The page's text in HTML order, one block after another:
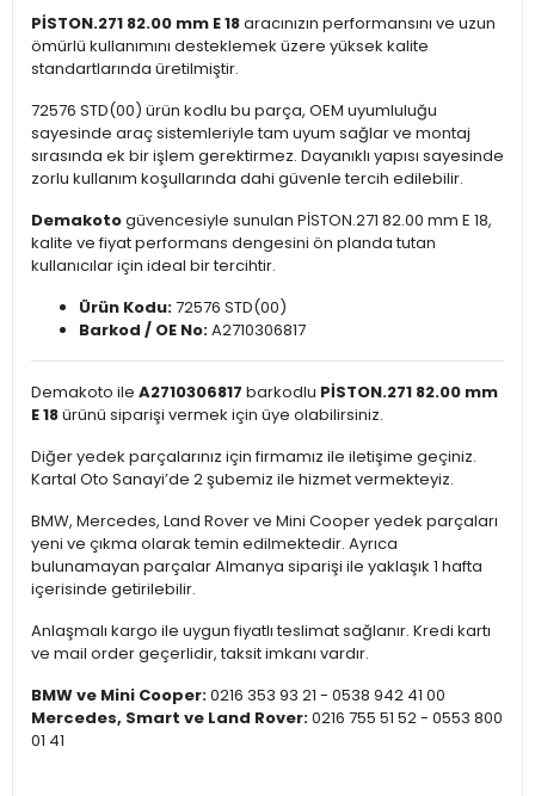
PİSTON.271 82.00 mm E 18aracınızın performansını ve uzun
ömürlü kullanımını desteklemek üzere yüksek kalite
standartlarında üretilmiştir.
72576 STD(00) ürün kodlu bu parça, OEM uyumluluğu
sayesinde araç sistemleriyle tam uyum sağlar ve montaj
sırasında ek bir işlem gerektirmez. Dayanıklı yapısı sayesinde
zorlu kullanım koşullarında dahi güvenle tercih edilebilir.
Demakotogüvencesiyle sunulan PİSTON.271 82.00 mm E 18,
kalite ve fiyat performans dengesini ön planda tutan
kullanıcılar için ideal bir tercihtir.
Ürün Kodu:72576 STD(00)
Barkod / OE No:A2710306817
Demakoto ile A2710306817 barkodlu PİSTON.271 82.00 mm
E 18ürünü siparişi vermek için üye olabilirsiniz.
Diğer yedek parçalarınız için firmamız ile iletişime geçiniz.
Kartal Oto Sanayi’de 2 şubemiz ile hizmet vermekteyiz.
BMW, Mercedes, Land Rover ve Mini Cooper yedek parçaları
yeni ve çıkma olarak temin edilmektedir. Ayrıca
bulunamayan parçalar Almanya siparişi ile yaklaşık 1 hafta
içerisinde getirilebilir.
Anlaşmalı kargo ile uygun fiyatlı teslimat sağlanır. Kredi kartı
ve mail order geçerlidir, taksit imkanı vardır.
BMW ve Mini Cooper:0216 353 93 21 - 0538 942 41 00
Mercedes, Smart ve Land Rover:0216 755 51 52 - 0553 800
01 41